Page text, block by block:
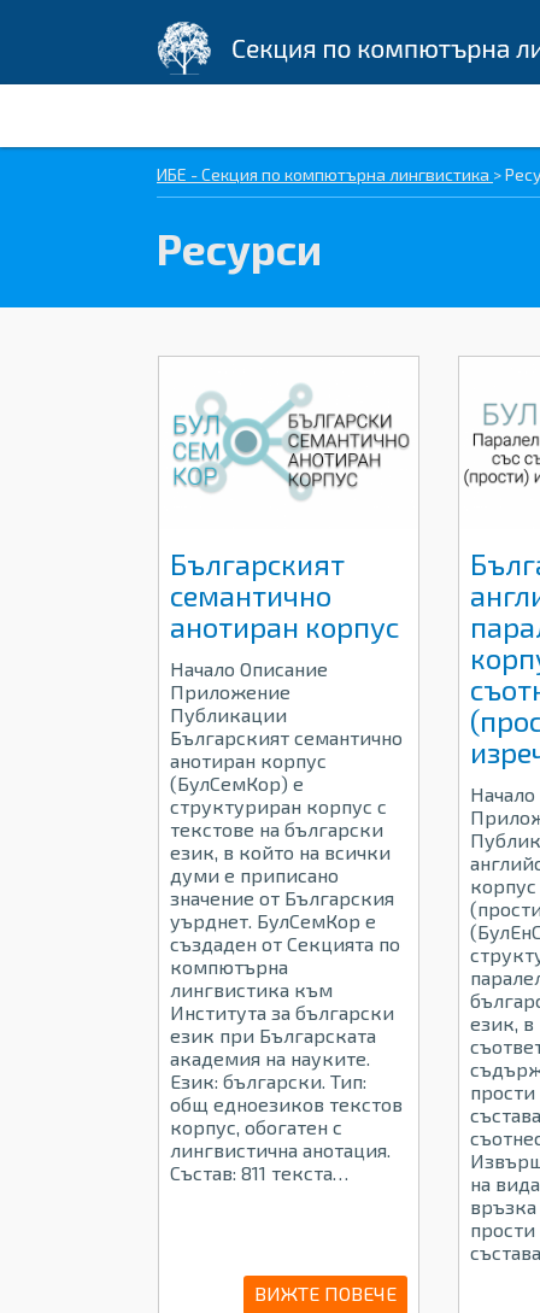
ИБЕ - Секция по компютърна лингвистика >
Ресурси
Българският
семантично
анотиран корпус
Начало Описание
Приложение
Публикации
Българският семантично
анотиран корпус
(БулСемКор) е
структуриран корпус с
текстове на български
език, в който на всички
думи е приписано
значение от Българския
уърднет. БулСемКор е
създаден от Секцията по
компютърна
лингвистика към
Института за български
език при Българската
академия на науките.
Език: български. Тип:
общ едноезиков текстов
корпус, обогатен с
лингвистична анотация.
Състав: 811 текста…
ВИЖТЕ ПОВЕЧЕ
език,
на